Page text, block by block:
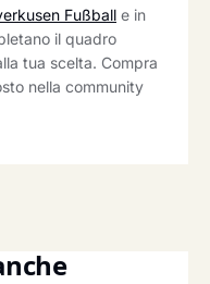
Fußball e in
il quadro
tua scelta. Compra
nella community